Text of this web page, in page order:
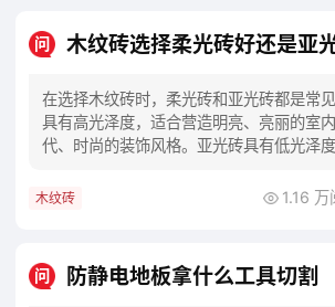
问 木纹砖选择柔光砖好还是亚
在选择木纹砖时，柔光砖和亚光砖都是常
具有高光泽度，适合营造明亮、亮丽的室
代、时尚的装饰风格。亚光砖具有低光泽
木纹砖 1.16 万
问 防静电地板拿什么工具切割